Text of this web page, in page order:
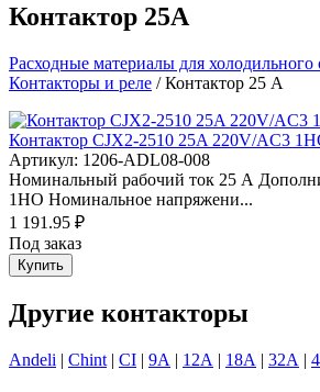
Контактор 25А
Расходные материалы для холодильного
Контакторы и реле / Контактор 25 А
Контактор CJX2-2510 25A 220V/AC3
Артикул: 1206-ADL08-008
Номинальный рабочий ток 25 А
1НО Номинальное напряжени...
1 191.95 ₽
Под заказ
Купить
Другие контакторы
Andeli | Chint | CI | 9А | 12А | 18А | 32А |